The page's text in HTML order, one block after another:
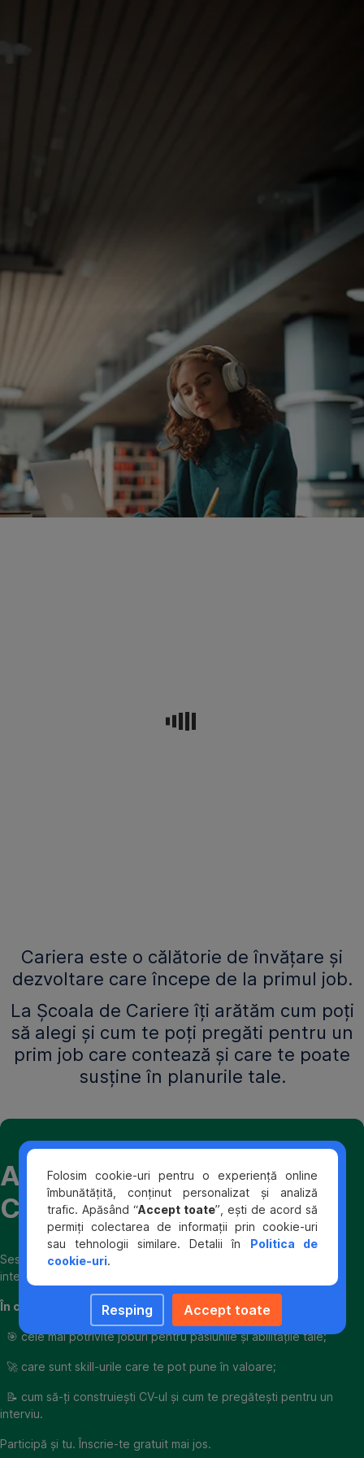
Cariera este o călătorie de învățare și
dezvoltare care începe de la primul job.
La Școala de Cariere îți arătăm cum poți
să alegi și cum te poți pregăti pentru un
prim job care contează și care te poate
susține în planurile tale.
Atelier de Investiție în
Carieră
Sesiunile de dezvoltare în carieră au loc online, într-un mod
interactiv.
În cadrul atelierului povestim despre:
🎯 cele mai potrivite joburi pentru pasiunile și abilitățile tale;
🚀 care sunt skill-urile care te pot pune în valoare;
📝 cum să-ți construiești CV-ul și cum te pregătești pentru un
interviu.
Participă și tu. Înscrie-te gratuit mai jos.
Folosim cookie-uri pentru o experiență online
îmbunătățită, conținut personalizat și analiză
trafic. Apăsând “Accept toate”, ești de acord să
permiți colectarea de informații prin cookie-uri
sau tehnologii similare. Detalii în Politica de
cookie-uri.
Resping Accept toate